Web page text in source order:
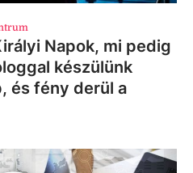
Napok, mi pedig
készülünk
és fény derül a